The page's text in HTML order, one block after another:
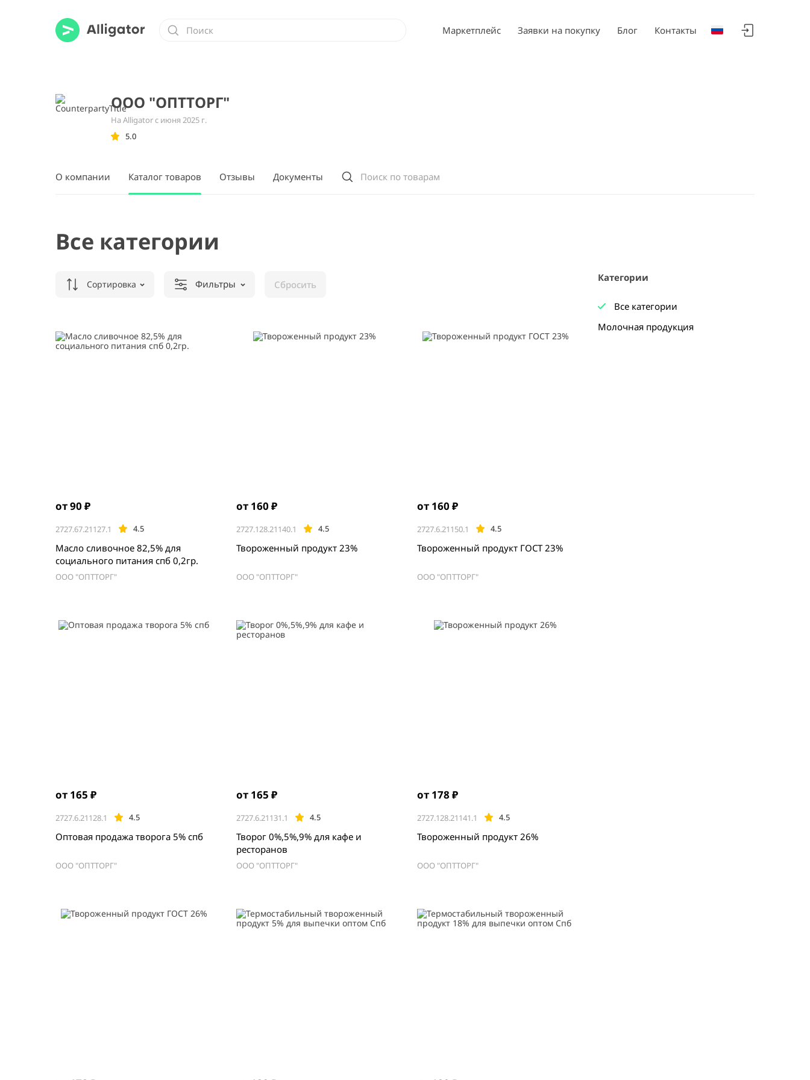
Маркетплейс Заявки на покупку Блог Контакты
ООО "ОПТТОРГ"
На Alligator с июня 2025 г.
5.0
О компании Каталог товаров Отзывы Документы
Все категории
Сортировка Фильтры Сбросить
от 90 ₽
2727.67.21127.1 4.5
Масло сливочное 82,5% для
социального питания спб 0,2гр.
ООО "ОПТТОРГ"
от 160 ₽
2727.128.21140.1 4.5
Твороженный продукт 23%
ООО "ОПТТОРГ"
от 160 ₽
2727.6.21150.1 4.5
Твороженный продукт ГОСТ 23%
ООО "ОПТТОРГ"
от 165 ₽
2727.6.21128.1 4.5
Оптовая продажа творога 5% спб
ООО "ОПТТОРГ"
от 165 ₽
2727.6.21131.1 4.5
Творог 0%,5%,9% для кафе и
ресторанов
ООО "ОПТТОРГ"
от 178 ₽
2727.128.21141.1 4.5
Твороженный продукт 26%
ООО "ОПТТОРГ"
Категории
Все категории
Молочная продукция